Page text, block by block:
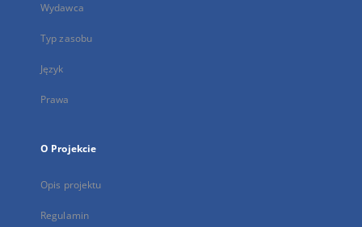
Wydawca
Typ zasobu
Język
Prawa
O Projekcie
Opis projektu
Regulamin